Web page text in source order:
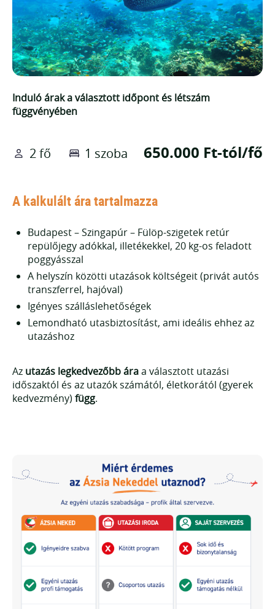
Induló árak a választott időpont és létszám
függvényében
2 fő 1 szoba 650.000 Ft-tól/fő
A kalkulált ára tartalmazza
Budapest – Szingapúr – Fülöp-szigetek retúr
repülőjegy adókkal, illetékekkel, 20 kg-os feladott
poggyásszal
A helyszín közötti utazások költségeit (privát autós
transzferrel, hajóval)
Igényes szálláslehetőségek
Lemondható utasbiztosítást, ami ideális ehhez az
utazáshoz
Az utazás legkedvezőbb áraa választott utazási
időszaktól és az utazók számától, életkorától (gyerek
kedvezmény) függ.